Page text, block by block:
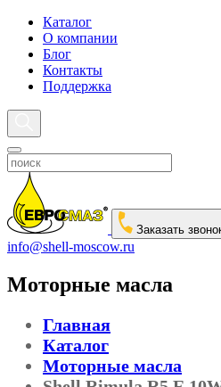
Каталог
О компании
Блог
Контакты
Поддержка
Заказать
info@shell-moscow.ru
Моторные масла
Главная
Каталог
Моторные масла